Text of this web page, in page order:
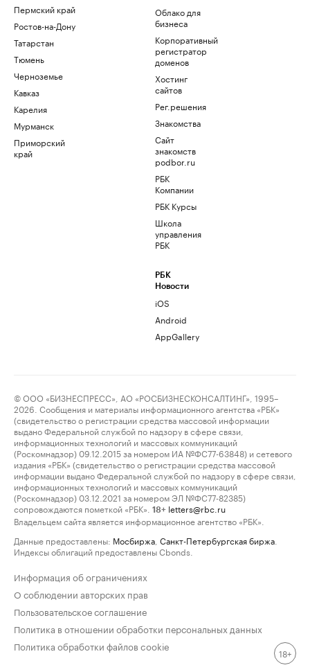
Пермский край
Ростов-на-Дону
Татарстан
Тюмень
Черноземье
Кавказ
Карелия
Мурманск
Приморский
край
Облако для
бизнеса
Корпоративный
регистратор
доменов
Хостинг
сайтов
Рег.решения
Знакомства
Сайт
знакомств
podbor.ru
РБК
Компании
РБК Курсы
Школа
управления
РБК
РБК
Новости
iOS
Android
AppGallery
© ООО «БИЗНЕСПРЕСС», АО «РОСБИЗНЕСКОНСАЛТИНГ», 1995–
2026. Сообщения и материалы информационного агентства «РБК»
(свидетельство о регистрации средства массовой информации
выдано Федеральной службой по надзору в сфере связи,
информационных технологий и массовых коммуникаций
(Роскомнадзор) 09.12.2015 за номером ИА №ФС77-63848) и сетевого
издания «РБК» (свидетельство о регистрации средства массовой
информации выдано Федеральной службой по надзору в сфере связи,
информационных технологий и массовых коммуникаций
(Роскомнадзор) 03.12.2021 за номером ЭЛ №ФС77-82385)
сопровождаются пометкой «РБК».
18+ letters@rbc.ru
Владельцем сайта является информационное агентство «РБК».
Данные предоставлены: Мосбиржа Санкт-Петербургская биржа
Индексы облигаций предоставлены Cbonds.
Информация об ограничениях
О соблюдении авторских прав
Пользовательское соглашение
Политика в отношении обработки персональных данных
Политика обработки файлов cookie
18+